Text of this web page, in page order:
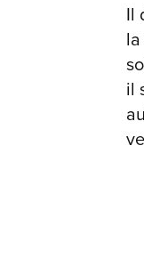
Il
il